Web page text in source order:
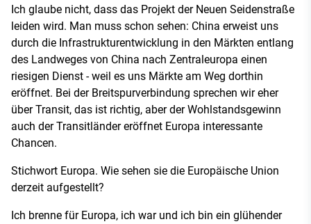
Ich glaube nicht, dass das Projekt der Neuen Seidenstraße
leiden wird. Man muss schon sehen: China erweist uns
durch die Infrastrukturentwicklung in den Märkten entlang
des Landweges von China nach Zentraleuropa einen
riesigen Dienst - weil es uns Märkte am Weg dorthin
eröffnet. Bei der Breitspurverbindung sprechen wir eher
über Transit, das ist richtig, aber der Wohlstandsgewinn
auch der Transitländer eröffnet Europa interessante
Chancen.
Stichwort Europa. Wie sehen sie die Europäische Union
derzeit aufgestellt?
Ich brenne für Europa, ich war und ich bin ein glühender